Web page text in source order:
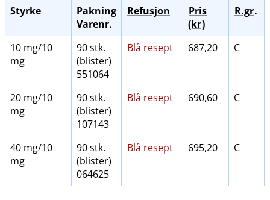
Styrke
Pakning
Varenr.
Refusjon
Pris
(kr)
R.gr.
10 mg/10
mg
90 stk.
(blister)
551064
Blå resept 687,20 C
20 mg/10
mg
90 stk.
(blister)
107143
Blå resept 690,60 C
40 mg/10
mg
90 stk.
(blister)
064625
Blå resept 695,20 C